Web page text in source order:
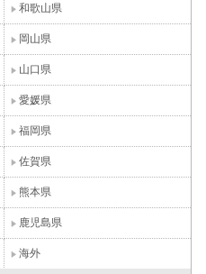
和歌山県
岡山県
山口県
愛媛県
福岡県
佐賀県
熊本県
鹿児島県
海外